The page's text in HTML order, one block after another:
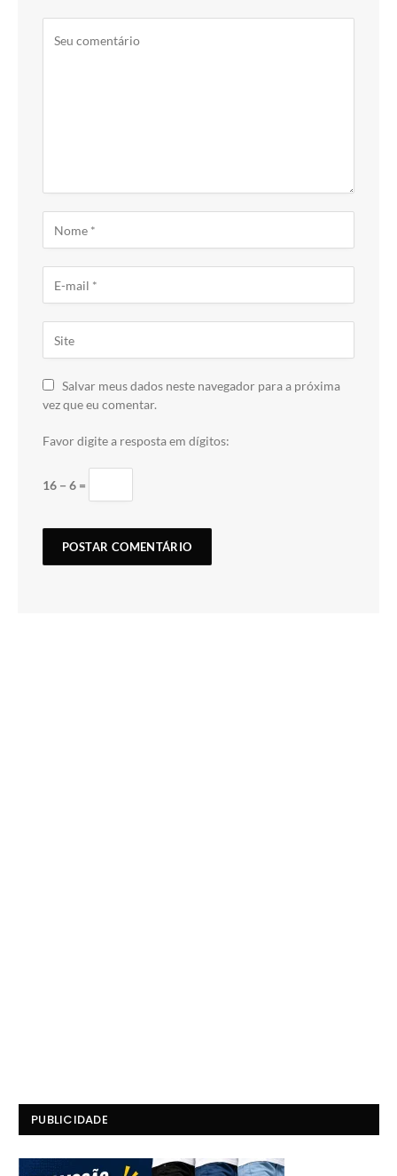
Salvar meus dados neste navegador para a próxima
vez que eu comentar.
Favor digite a resposta em dígitos:
16 − 6 =
PUBLICIDADE